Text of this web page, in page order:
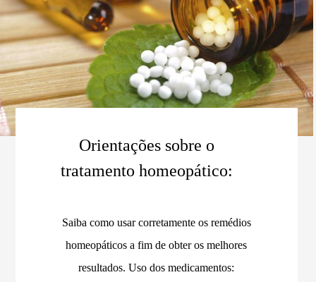
Orientações sobre o
tratamento homeopático:
Saiba como usar corretamente os remédios
homeopáticos a fim de obter os melhores
resultados. Uso dos medicamentos: